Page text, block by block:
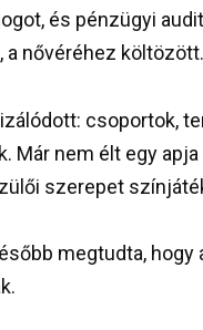
és pénzügyi
a nővéréhez költözött.
csoportok,
Már nem élt egy
szerepet
megtudta, hogy